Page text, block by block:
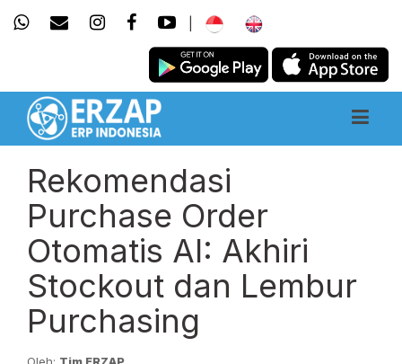
Rekomendasi
Purchase Order
Otomatis AI: Akhiri
Stockout dan Lembur
Purchasing